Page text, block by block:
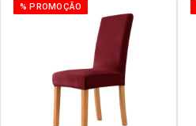
% PROMOÇÃO